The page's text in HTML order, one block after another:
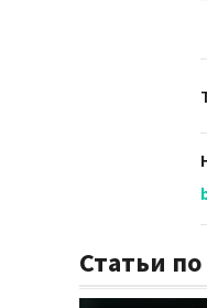
Статьи